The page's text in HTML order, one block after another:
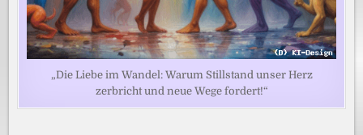
„Die Liebe im Wandel: Warum Stillstand unser Herz
zerbricht und neue Wege fordert!“